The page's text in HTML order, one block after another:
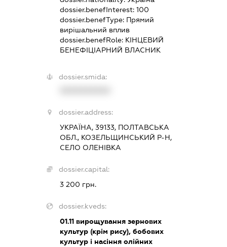
dossier.benefInterest:100
dossier.benefType: Прямий
вирішальний вплив
dossier.benefRole: КІНЦЕВИЙ
БЕНЕФІЦІАРНИЙ ВЛАСНИК
dossier.smida:
dossier.address:
УКРАЇНА, 39133, ПОЛТАВСЬКА
ОБЛ., КОЗЕЛЬЩИНСЬКИЙ Р-Н,
СЕЛО ОЛЕНІВКА
dossier.capital:
3 200 грн.
dossier.kveds:
01.11 вирощування зернових
культур (крім рису), бобових
культур і насіння олійних